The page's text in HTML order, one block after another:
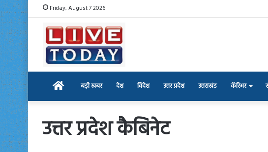
Friday, August 7 2026
Home बड़ी खबर देश विदेश उत्तर प्रदेश उत्तराखंड कॅरिअर
उत्तर प्रदेश कैबिनेट